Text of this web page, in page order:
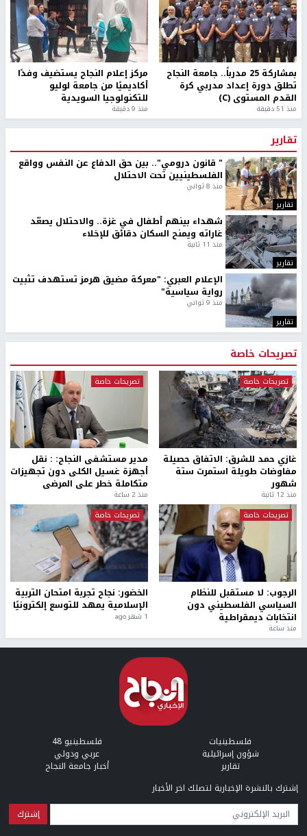
بمشاركة 25 مدرباً.. جامعة النجاح
تطلق دورة إعداد مدربي كرة
القدم المستوى (C)
منذ 51 دقيقة
مركز إعلام النجاح يستضيف وفدًا
أكاديميًا من جامعة لوليو
للتكنولوجيا السويدية
منذ 9 دقيقة
تقارير
تقارير
" قانون درومي".. بين حق الدفاع عن النفس وواقع
الفلسطينيين تحت الاحتلال
منذ 8 ثواني
تقارير
شهداء بينهم أطفال في غزة.. والاحتلال يصعّد
غاراته ويمنح السكان دقائق للإخلاء
منذ 11 ثانية
تقارير
الإعلام العبري: "معركة مضيق هرمز تستهدف تثبيت
رواية سياسية"
منذ 9 ثواني
تصريحات خاصة
تصريحات خاصة
غازي حمد للشرق: الاتفاق حصيلة
مفاوضات طويلة استمرت ستة
شهور
منذ 12 ثانية
تصريحات خاصة
مدير مستشفى النجاح: : نقل
أجهزة غسيل الكلى دون تجهيزات
متكاملة خطر على المرضى
منذ 2 ساعة
تصريحات خاصة
الرجوب: لا مستقبل للنظام
السياسي الفلسطيني دون
انتخابات ديمقراطية
منذ ساعة
تصريحات خاصة
الخضور: نجاح تجربة امتحان التربية
الإسلامية يمهد للتوسع إلكترونيًا
1 شهر ago
فلسطينيات فلسطينيو 48
شؤون إسرائيلية عربي ودولي
تقارير
أخبار جامعة النجاح
إشترك بالنشرة الإخبارية لتصلك اخر الأخبار
البريد الإلكتروني